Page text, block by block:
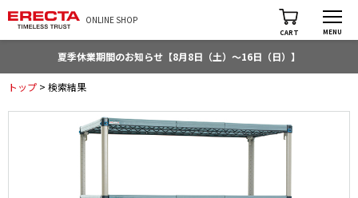
ONLINE SHOP
CART MENU
夏季休業期間のお知らせ【8月8日（土）～16日（日）】
トップ > 検索結果